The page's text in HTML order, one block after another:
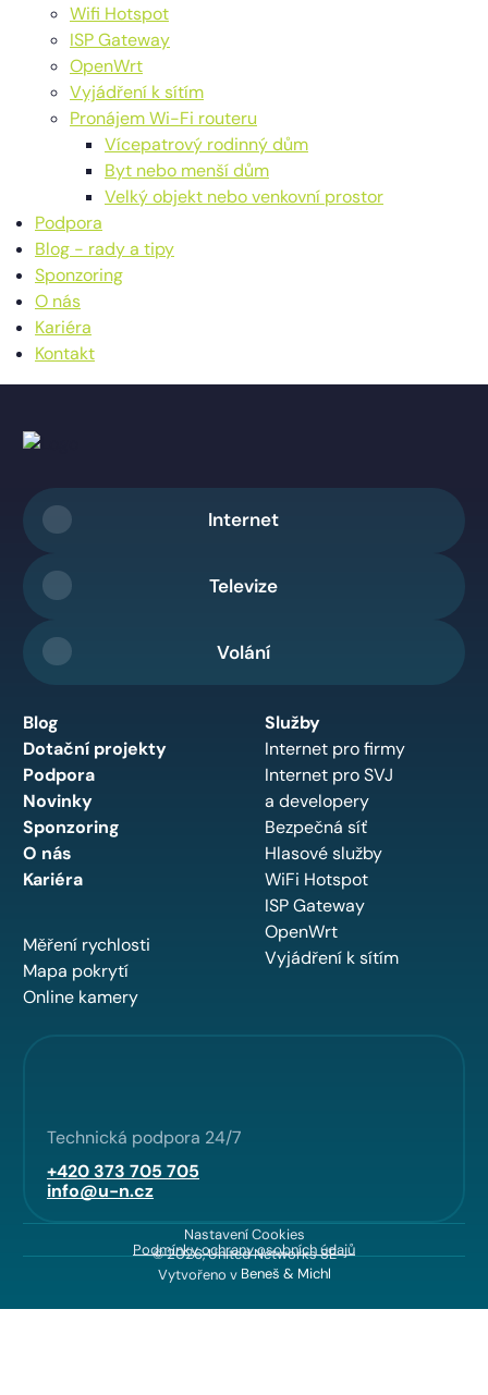
Wifi Hotspot
ISP Gateway
OpenWrt
Vyjádření k sítím
Pronájem Wi-Fi routeru
Vícepatrový rodinný dům
Byt nebo menší dům
Velký objekt nebo venkovní prostor
Podpora
Blog - rady a tipy
Sponzoring
O nás
Kariéra
Kontakt
Internet
Televize
Volání
Blog
Dotační projekty
Podpora
Novinky
Sponzoring
O nás
Kariéra
Měření rychlosti
Mapa pokrytí
Online kamery
Služby
Internet pro firmy
Internet pro SVJ
a developery
Bezpečná síť
Hlasové služby
WiFi Hotspot
ISP Gateway
OpenWrt
Vyjádření k sítím
Technická podpora 24/7
+420 373 705 705
info@u-n.cz
Nastavení Cookies
Podmínky ochrany osobních údajů
© 2026, United Networks SE
Vytvořeno v Beneš & Michl